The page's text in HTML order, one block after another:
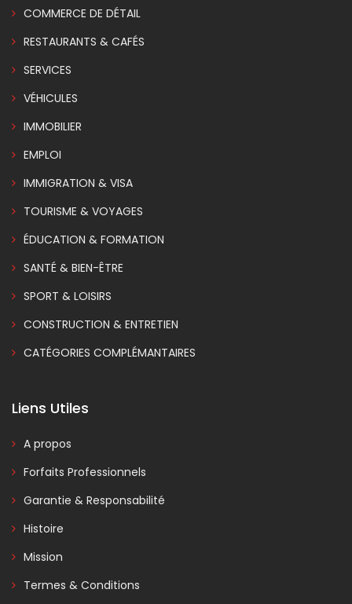
COMMERCE DE DÉTAIL
RESTAURANTS & CAFÉS
SERVICES
VÉHICULES
IMMOBILIER
EMPLOI
IMMIGRATION & VISA
TOURISME & VOYAGES
ÉDUCATION & FORMATION
SANTÉ & BIEN-ÊTRE
SPORT & LOISIRS
CONSTRUCTION & ENTRETIEN
CATÉGORIES COMPLÉMANTAIRES
Liens Utiles
A propos
Forfaits Professionnels
Garantie & Responsabilité
Histoire
Mission
Termes & Conditions